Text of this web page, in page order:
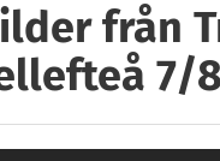
från
7/